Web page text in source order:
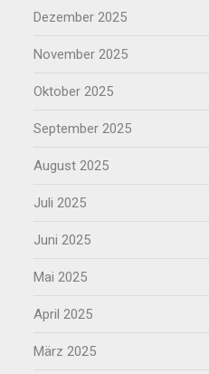
Dezember 2025
November 2025
Oktober 2025
September 2025
August 2025
Juli 2025
Juni 2025
Mai 2025
April 2025
März 2025